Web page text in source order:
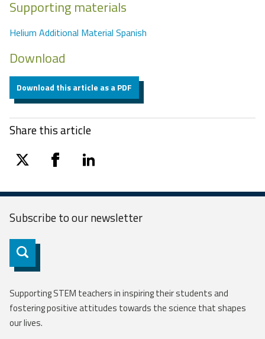
Supporting materials
Helium Additional Material Spanish
Download
Download this article as a PDF
Share this article
twitter facebooklinkedin
Subscribe to ournewsletter
Subscribe
Supporting STEM teachers in inspiring their students and
fostering positive attitudes towards the science that shapes
our lives.